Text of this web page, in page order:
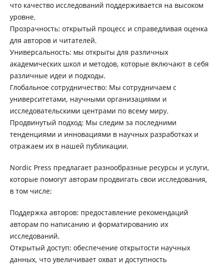
что качество исследований поддерживается на высоком
уровне.
Прозрачность: открытый процесс и справедливая оценка
для авторов и читателей.
Универсальность: мы открыты для различных
академических школ и методов, которые включают в себя
различные идеи и подходы.
Глобальное сотрудничество: Мы сотрудничаем с
университетами, научными организациями и
исследовательскими центрами по всему миру.
Продвинутый подход: Мы следим за последними
тенденциями и инновациями в научных разработках и
отражаем их в нашей публикации.
Nordic Press предлагает разнообразные ресурсы и услуги,
которые помогут авторам продвигать свои исследования,
в том числе:
Поддержка авторов: предоставление рекомендаций
авторам по написанию и форматированию их
исследований.
Открытый доступ: обеспечение открытости научных
данных, что увеличивает охват и доступность